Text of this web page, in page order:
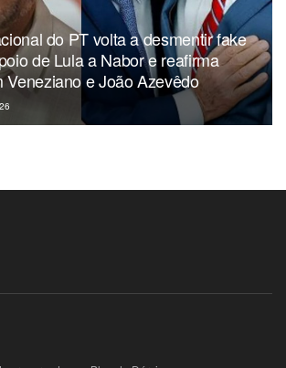
do PT volta a desmentir fake
de Lula a Nabor e reafirma
Veneziano e João Azevêdo